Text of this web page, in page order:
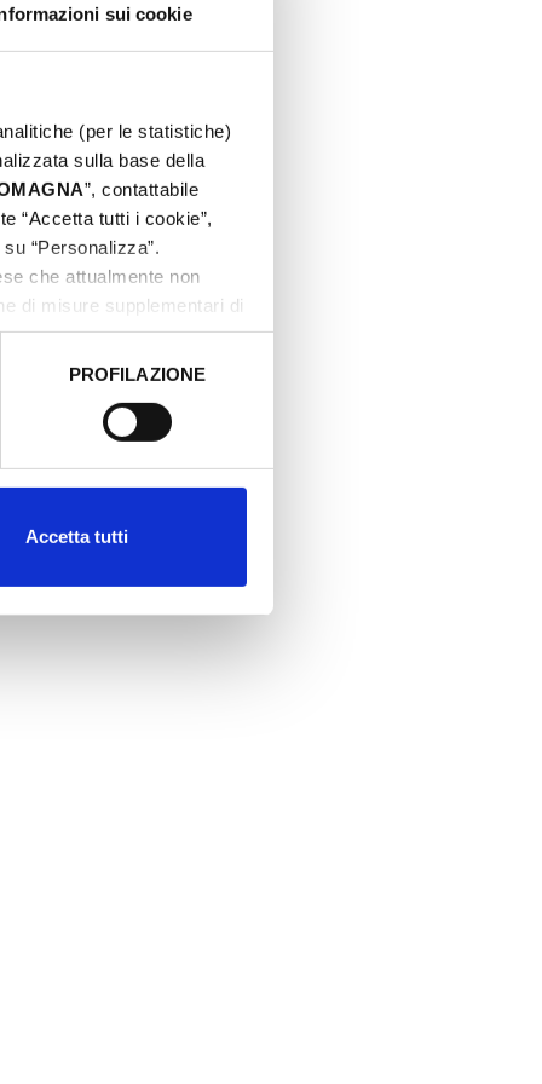
sui cookie
(per le statistiche)
sulla base della
”, contattabile
“Accetta tutti i cookie”,
“Personalizza”.
che attualmente non
di misure supplementari di
PROFILAZIONE
Accetta tutti